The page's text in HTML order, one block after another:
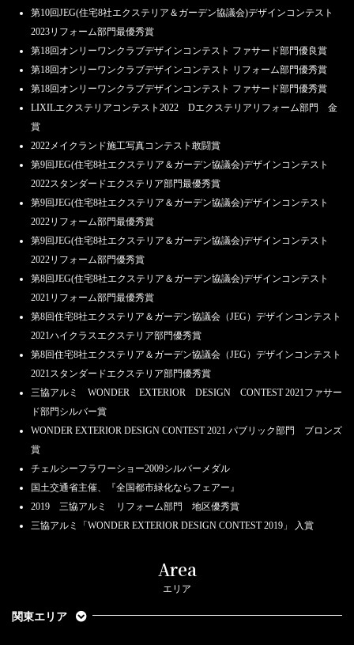
第10回JEG(住宅8社エクステリア＆ガーデン協議会)デザインコンテスト
2023リフォーム部門最優秀賞
第18回オンリーワンクラブデザインコンテスト ファサード部門優良賞
第18回オンリーワンクラブデザインコンテスト リフォーム部門優秀賞
第18回オンリーワンクラブデザインコンテスト ファサード部門優秀賞
LIXILエクステリアコンテスト2022 Dエクステリアリフォーム部門 金
賞
2022メイクランド施工写真コンテスト敢闘賞
第9回JEG(住宅8社エクステリア＆ガーデン協議会)デザインコンテスト
2022スタンダードエクステリア部門最優秀賞
第9回JEG(住宅8社エクステリア＆ガーデン協議会)デザインコンテスト
2022リフォーム部門最優秀賞
第9回JEG(住宅8社エクステリア＆ガーデン協議会)デザインコンテスト
2022リフォーム部門優秀賞
第8回JEG(住宅8社エクステリア＆ガーデン協議会)デザインコンテスト
2021リフォーム部門最優秀賞
第8回住宅8社エクステリア＆ガーデン協議会（JEG）デザインコンテスト
2021ハイクラスエクステリア部門優秀賞
第8回住宅8社エクステリア＆ガーデン協議会（JEG）デザインコンテスト
2021スタンダードエクステリア部門優秀賞
三協アルミ WONDER EXTERIOR DESIGN CONTEST 2021ファサー
ド部門シルバー賞
WONDER EXTERIOR DESIGN CONTEST 2021 パブリック部門 ブロンズ
賞
チェルシーフラワーショー2009シルバーメダル
国土交通省主催、『全国都市緑化ならフェアー』
2019 三協アルミ リフォーム部門 地区優秀賞
三協アルミ「WONDER EXTERIOR DESIGN CONTEST 2019」 入賞
Area
エリア
関東エリア